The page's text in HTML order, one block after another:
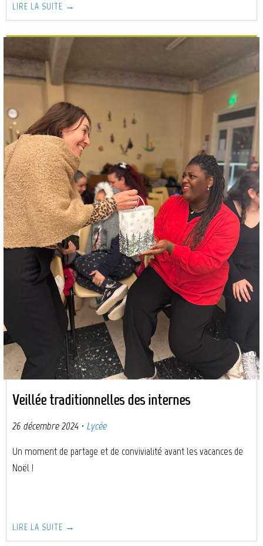
LIRE LA SUITE →
Veillée traditionnelles des internes
26 décembre 2024 · Lycée
Un moment de partage et de convivialité avant les vacances de
Noël !
LIRE LA SUITE →